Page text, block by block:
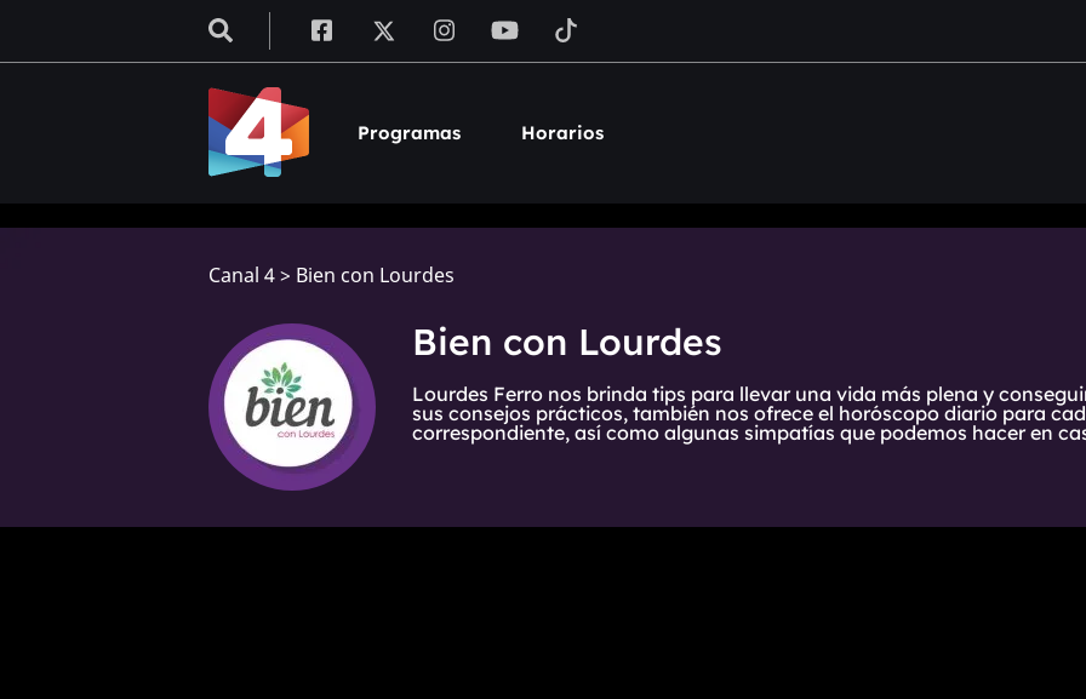
Programas Horarios
Canal 4> Bien con Lourdes
Bien con Lourdes
Lourdes Ferro nos brinda tips para llevar una vida más plena y
sus consejos prácticos, también nos ofrece el horóscopo diario para
correspondiente, así como algunas simpatías que podemos hacer en